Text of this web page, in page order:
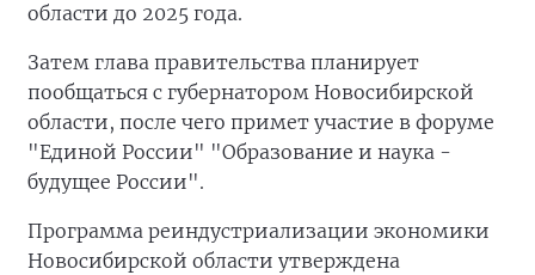
области до 2025 года.
Затем глава правительства планирует
пообщаться с губернатором Новосибирской
области, после чего примет участие в форуме
"Единой России" "Образование и наука -
будущее России".
Программа реиндустриализации экономики
Новосибирской области утверждена